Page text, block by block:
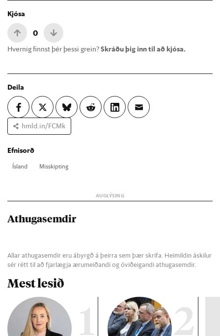
Kjósa
0
Hvernig finnst þér þessi grein?Skráðu þig inn til að kjósa.
Deila
hmld.in/FCMk
Efnisorð
Ís­land Mis­skipt­ing
Athugasemdir
Allar athugasemdir eru ábyrgð á þeirra sem þær skrifa. Heimildin áskilur
sér rétt til að fjarlægja ærumeiðandi og óviðeigandi athugasemdir.
Mest lesið
1 2